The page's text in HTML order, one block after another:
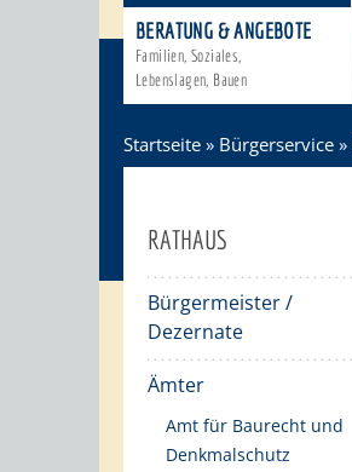
BERATUNG & ANGEBOTE
Familien, Soziales,
Lebenslagen, Bauen
Startseite » Bürgerservice »
RATHAUS
Bürgermeister /
Dezernate
Ämter
Amt für Baurecht und
Denkmalschutz